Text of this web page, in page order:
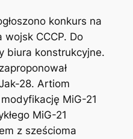
konkurs na
CCCP. Do
biura konstrukcyjne.
28. Artiom
MiG-21
MiG-21
z sześcioma